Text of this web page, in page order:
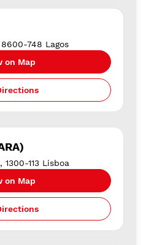
748 Lagos
on Map
1300-113 Lisboa
on Map